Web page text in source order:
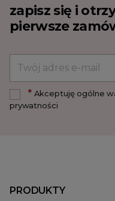
zapisz się i
pierwsze
*Akceptuję ogólne
prywatności
PRODUKTY